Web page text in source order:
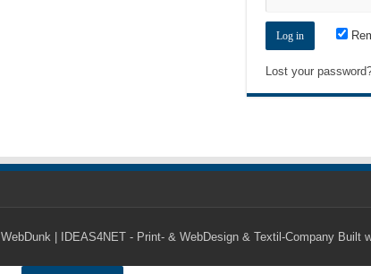
Lost your
WebDunk | IDEAS4NET - Print- & WebDesign & Textil-Company Built